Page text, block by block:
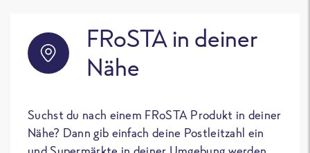
FRoSTA in deiner
Nähe
Suchst du nach einem FRoSTA Produkt in deiner
Nähe? Dann gib einfach deine Postleitzahl ein